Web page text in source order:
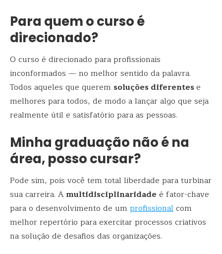
Para quem o curso é
direcionado?
O curso é direcionado para profissionais
inconformados — no melhor sentido da palavra.
Todos aqueles que querem soluções diferentese
melhores para todos, de modo a lançar algo que seja
realmente útil e satisfatório para as pessoas.
Minha graduação não é na
área, posso cursar?
Pode sim, pois você tem total liberdade para turbinar
sua carreira. A multidisciplinaridade é fator-chave
para o desenvolvimento de um profissionalcom
melhor repertório para exercitar processos criativos
na solução de desafios das organizações.